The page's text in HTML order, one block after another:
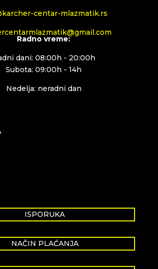
centar-mlazmatik.rs
Radno vreme:
dani: 08:00h - 20:00h
Subota: 09:00h - 14h
Nedelja: neradni dan
ISPORUKA
NAČIN PLAĆANJA